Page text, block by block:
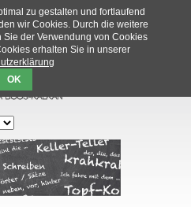
zu gestalten und fortlaufend
wir Cookies. Durch die weitere
Sie der Verwendung von Cookies
erhalten Sie in unserer
OK